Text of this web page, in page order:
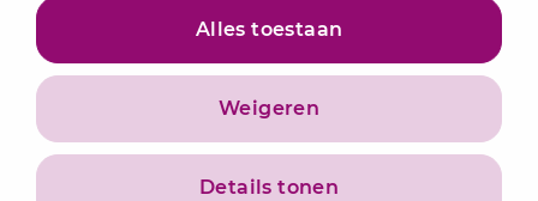
Alles toestaan
Weigeren
Details tonen
PrivacyverklaringAlgemene voorwaarden